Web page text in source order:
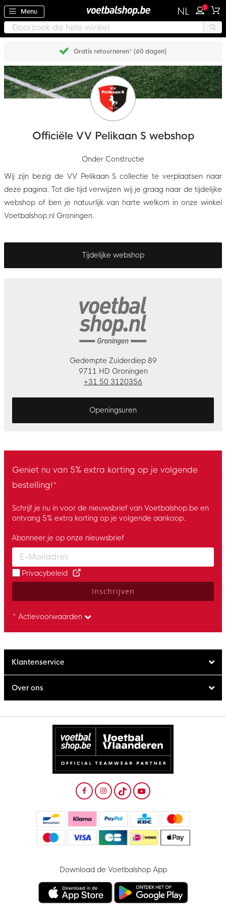
Menu NL 1
Gratis retourneren* (60 dagen)
Officiële VV Pelikaan S webshop
Onder Constructie
Wij zijn bezig de VV Pelikaan S collectie te verplaatsen naar
deze pagina. Tot die tijd verwijzen wij je graag naar de tijdelijke
webshop of ben je natuurlijk van harte welkom in onze winkel
Voetbalshop.nl Groningen.
Tijdelijke webshop
Gedempte Zuiderdiep 89
9711 HD Groningen
+31 50 3120356
Openingsuren
Geniet nu van 5% extra korting op je volgende
bestelling!*
Schrijf je nu in voor de nieuwsbrief van Voetbalshop.be en
ontvang 5% extra korting op je volgende aankoop.
Enter your email and accept the privacy policy to subscribe to
Abonneer je op onze nieuwsbrief
Privacybeleid
Inschrijven
* Actievoorwaarden
Klantenservice
Over ons
Download de Voetbalshop App